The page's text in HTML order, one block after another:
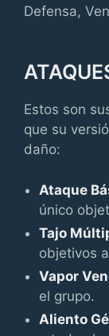
Defensa,
Estos son
que su
daño:
Ataque
único
Tajo
objetivos
Vapor
el grupo.
Aliento